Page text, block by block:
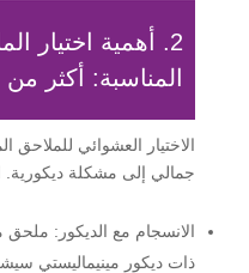
2. أهمية اختيار
المناسبة: أكثر
الاختيار العشوائي
جمالي إلى مشكلة ديكورية.
الانسجام مع الديكور: ملحق
ذات ديكور مينيماليستي